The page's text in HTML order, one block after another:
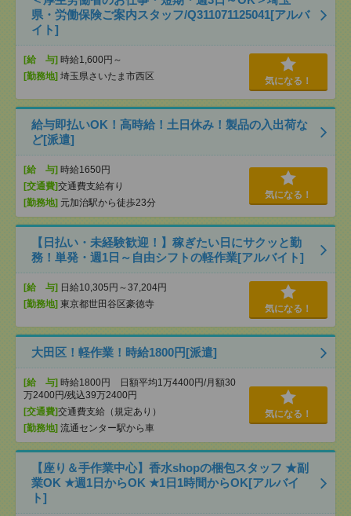
県・労働保険ご案内スタッフ/Q311071125041[アルバ
イト]
[給 与] 時給1,600円～
[勤務地] 埼玉県さいたま市西区 気になる！
給与即払いOK！高時給！土日休み！製品の入出荷な
ど[派遣]
[給 与] 時給1650円
[交通費]交通費支給有り
[勤務地] 元加治駅から徒歩23分
気になる！
【日払い・未経験歓迎！】稼ぎたい日にサクッと勤
務！単発・週1日～自由シフトの軽作業[アルバイト]
[給 与] 日給10,305円～37,204円
[勤務地] 東京都世田谷区豪徳寺 気になる！
大田区！軽作業！時給1800円[派遣]
[給 与] 時給1800円 日額平均1万4400円/月額30
万2400円/残込39万2400円
[交通費]交通費支給（規定あり）
[勤務地] 流通センター駅から車
気になる！
【座り＆手作業中心】香水shopの梱包スタッフ ★副
業OK ★週1日からOK ★1日1時間からOK[アルバイ
ト]